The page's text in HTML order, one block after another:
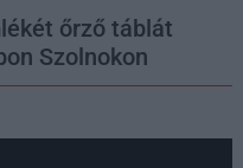
őrző táblát
Szolnokon